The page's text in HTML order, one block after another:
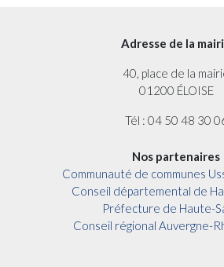
Adresse de la
40, place de la
01200 ÉLOISE
Tél : 04 50 48 30
Nos partenaires
Communauté de communes
Conseil départemental de
Préfecture de Haute-
Conseil régional Auvergne-